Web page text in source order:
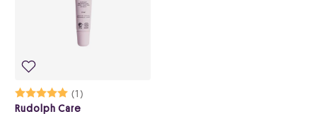
Karakter:
(1)
5.0 av 5 mulige
Rudolph Care